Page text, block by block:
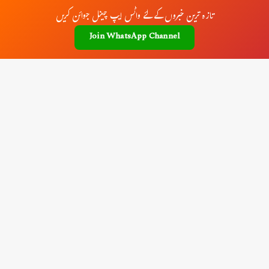
تازہ ترین خبروں کے لئے واٹس ایپ چینل جوائن کریں
Join WhatsApp Channel